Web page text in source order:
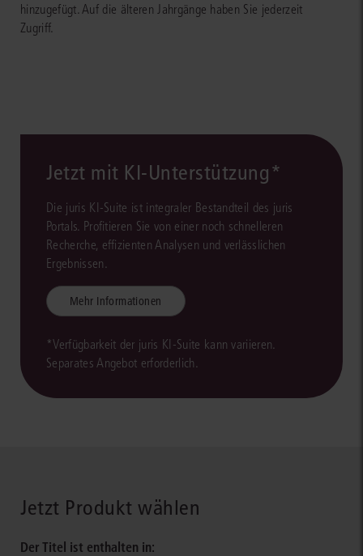
hinzugefügt. Auf die älteren Jahrgänge haben Sie jederzeit
Zugriff.
Jetzt mit KI-Unterstützung*
Die juris KI-Suite ist integraler Bestandteil des juris
Portals. Profitieren Sie von einer noch schnelleren
Recherche, effizienten Analysen und verlässlichen
Ergebnissen.
Mehr Informationen
*Verfügbarkeit der juris KI-Suite kann variieren.
Separates Angebot erforderlich.
Jetzt Produkt wählen
Der Titel ist enthalten in: